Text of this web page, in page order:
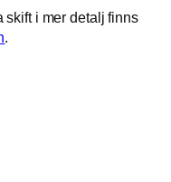
skift i mer detalj finns
.